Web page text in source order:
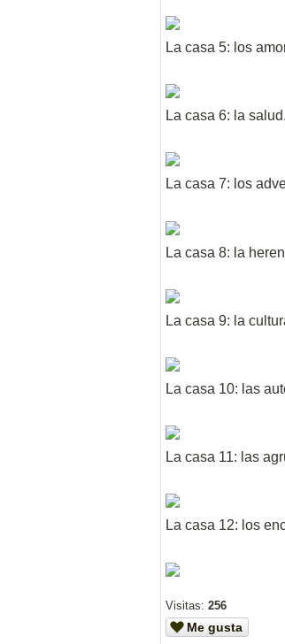
La casa 5: los
La casa 6: la
La casa 7: los
La casa 8: la
La casa 9: la
La casa 10: las
La casa 11: las
La casa 12: los
Visitas: 256
Me gusta